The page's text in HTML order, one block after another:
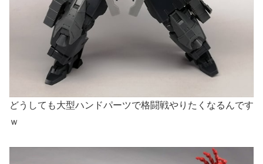
どうしても大型ハンドパーツで格闘戦やりたくなるんです
ｗ